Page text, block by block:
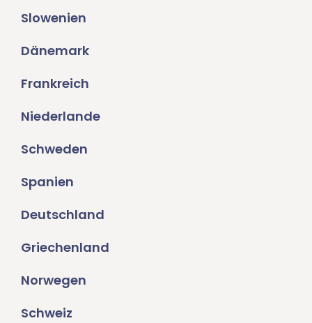
Slowenien
Dänemark
Frankreich
Niederlande
Schweden
Spanien
Deutschland
Griechenland
Norwegen
Schweiz